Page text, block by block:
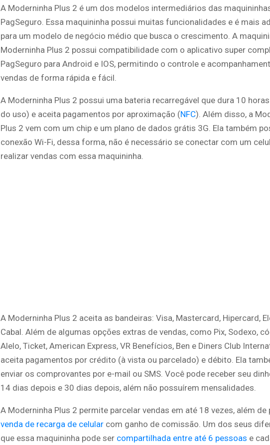
A Moderninha Plus 2 é um dos modelos intermediários das
PagSeguro. Essa maquininha possui muitas funcionalidades e é mais
para um modelo de negócio médio que busca o crescimento. A
Moderninha Plus 2 possui compatibilidade com o aplicativo super
PagSeguro para Android e IOS, permitindo o controle e
vendas de forma rápida e fácil.
A Moderninha Plus 2 possui uma bateria recarregável que dura 10
do uso) e aceita pagamentos por aproximação (NFC). Além disso, a
Plus 2 vem com um chip e um plano de dados grátis 3G. Ela também
conexão Wi-Fi, dessa forma, não é necessário se conectar com um
realizar vendas com essa maquininha.
A Moderninha Plus 2 aceita as bandeiras: Visa, Mastercard, Hipercard,
Cabal. Além de algumas opções extras de vendas, como Pix, Sodexo,
Alelo, Ticket, American Express, VR Benefícios, Ben e Diners Club
aceita pagamentos por crédito (à vista ou parcelado) e débito. Ela
enviar os comprovantes por e-mail ou SMS. Você pode receber seu
14 dias depois e 30 dias depois, além não possuírem mensalidades.
A Moderninha Plus 2 permite parcelar vendas em até 18 vezes, além de
venda de recarga de celular com ganho de comissão. Um dos seus
que essa maquininha pode ser compartilhada entre até 6 pessoas e